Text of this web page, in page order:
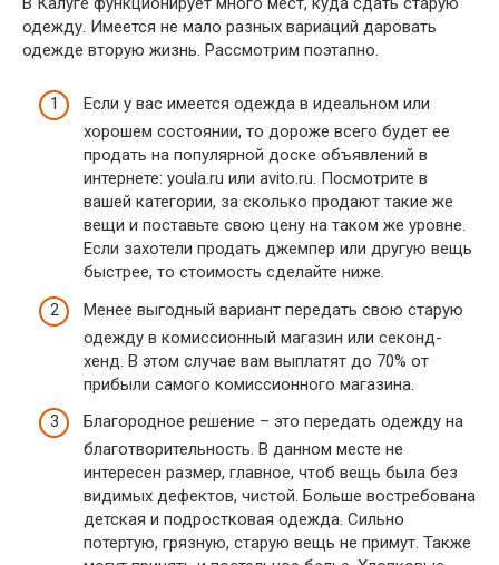
одежду. Имеется не мало разных вариаций даровать
одежде вторую жизнь. Рассмотрим поэтапно.
Если у вас имеется одежда в идеальном или
хорошем состоянии, то дороже всего будет ее
продать на популярной доске объявлений в
интернете: youla.ru или avito.ru. Посмотрите в
вашей категории, за сколько продают такие же
вещи и поставьте свою цену на таком же уровне.
Если захотели продать джемпер или другую вещь
быстрее, то стоимость сделайте ниже.
Менее выгодный вариант передать свою старую
одежду в комиссионный магазин или секонд-
хенд. В этом случае вам выплатят до 70% от
прибыли самого комиссионного магазина.
Благородное решение – это передать одежду на
благотворительность. В данном месте не
интересен размер, главное, чтоб вещь была без
видимых дефектов, чистой. Больше востребована
детская и подростковая одежда. Сильно
потертую, грязную, старую вещь не примут. Также